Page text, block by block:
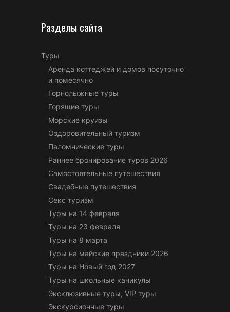
Разделы сайта
Туры
Аренда коттеджей и домов посуточно
и помесячно
Горнолыжные туры
Горящие туры
Морские круизы
Оздоровительный туризм
Паломнические туры
Раннее бронирование туров 2026
Самостоятельные путешествия
Свадебные путешествия
Секс туризм
Туры на 14 февраля
Туры на 23 февраля
Туры на 8 марта
Туры на майские праздники 2026
Туры на Новый год 2027
Туры на школьные каникулы
Эксклюзивные туры, VIP туры
Экскурсионные туры